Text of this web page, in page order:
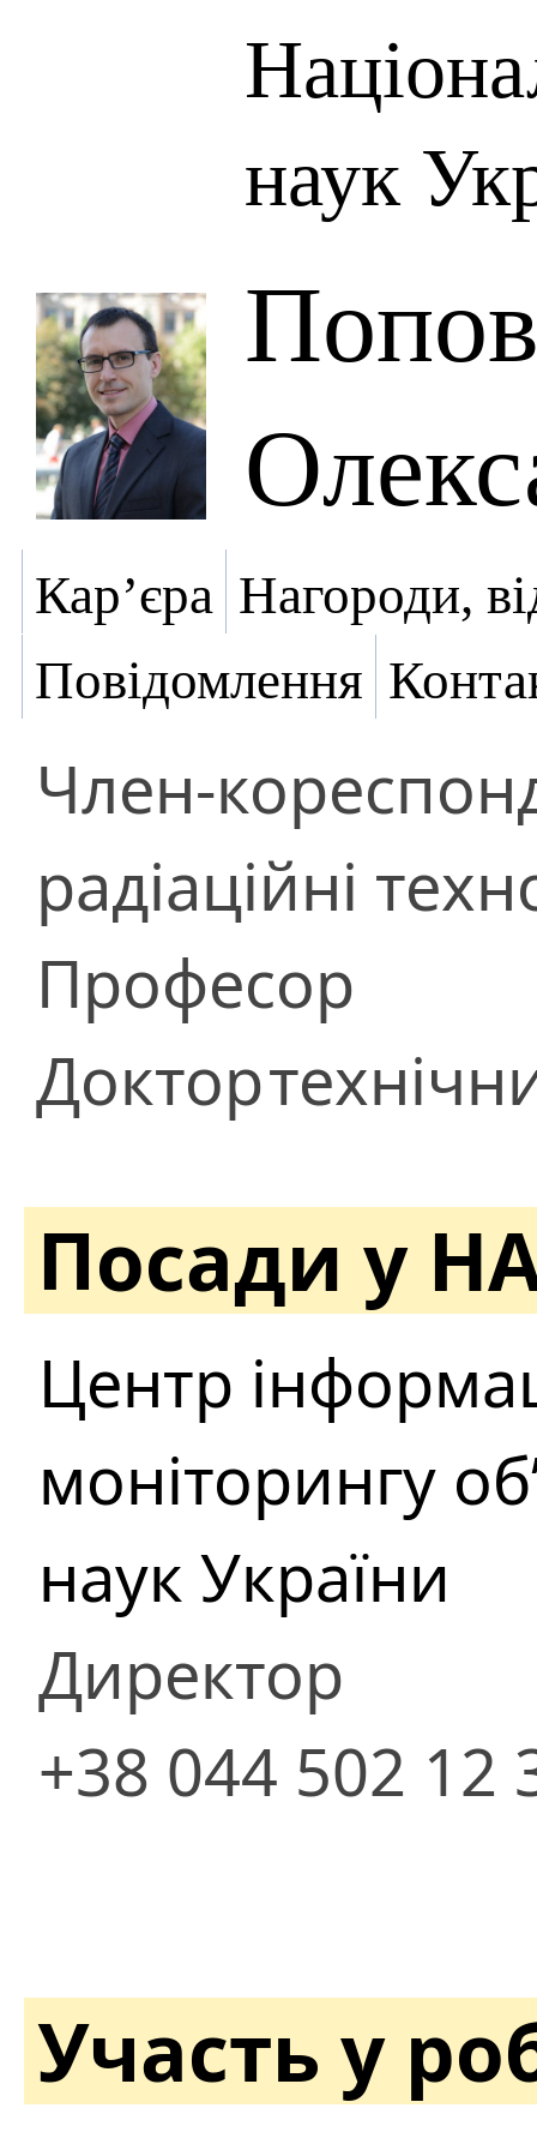
наук
Кар’єра Нагороди,
Повідомлення
Член-
радіаційні
Професор
Доктор
Посади у
Центр
моніторингу
наук України
Директор
+38 044 502 12
Участь у